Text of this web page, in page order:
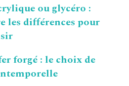
ou glycéro :
les différences pour
forgé : le choix de